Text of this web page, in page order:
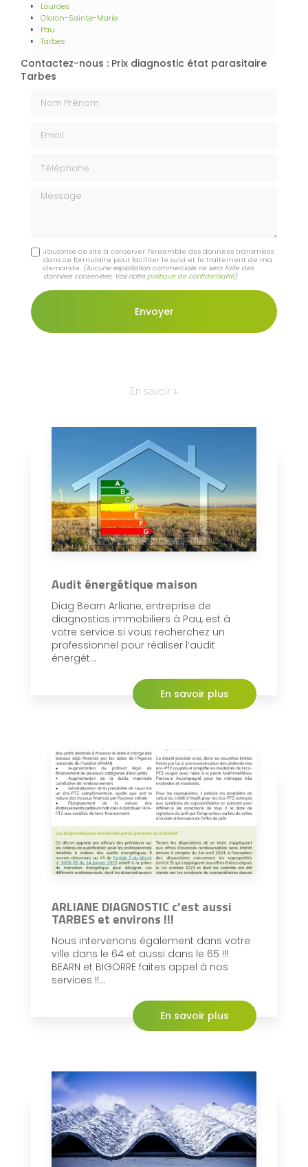
Lourdes
Oloron-Sainte-Marie
Pau
Tarbes
Contactez-nous : Prix diagnostic état parasitaire
Tarbes
Message
J'autorise ce site à conserver l'ensemble des données transmises
dans ce formulaire pour faciliter le suivi et le traitement de ma
demande. (Aucune exploitation commerciale ne sera faite des
données conservées. Voir notre politique de confidentialité)
En savoir +
Audit énergétique maison
Diag Bearn Arliane, entreprise de
diagnostics immobiliers à Pau, est à
votre service si vous recherchez un
professionnel pour réaliser l’audit
énergét...
En savoir plus
ARLIANE DIAGNOSTIC c'est aussi
TARBES et environs !!!
Nous intervenons également dans votre
ville dans le 64 et aussi dans le 65 !!!
BEARN et BIGORRE faites appel à nos
services !!...
En savoir plus